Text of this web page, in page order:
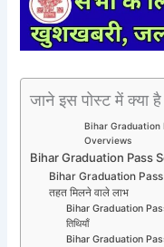
जाने इस पोस्ट में क्या है
Bihar Graduation
Overviews
Bihar Graduation Pass
Bihar Graduation
तहत मिलने वाले लाभ
Bihar Graduation
तिथियाँ
Bihar Graduation